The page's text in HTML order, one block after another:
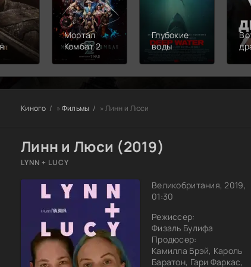
Мортал
Комбат 2
Глубокие
воды
Киного » Фильмы » Линн и Люси
Линн и Люси (2019)
LYNN + LUCY
Великобритания, 2019,
01:30
Режиссер:
Физаль Булифа
Продюсер:
Камилла Брэй, Кароль
Баратон, Гари Фаркас,